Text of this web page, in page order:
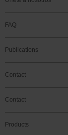
FAQ
Publications
Contact
Contact
Products